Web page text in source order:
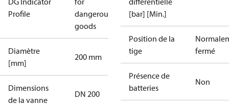
Profile
dangerous
goods
Diamètre
[mm]
200 mm
Dimensions
de la vanne
DN 200
[bar] [Min.]
Position de la
tige
fermé
Présence de
batteries
Non